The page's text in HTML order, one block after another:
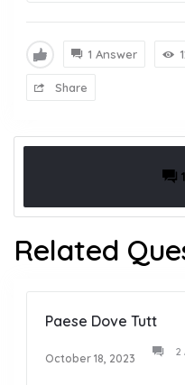
1 Answer
Share
Related
Paese Dove Tutt
October 18, 2023 2